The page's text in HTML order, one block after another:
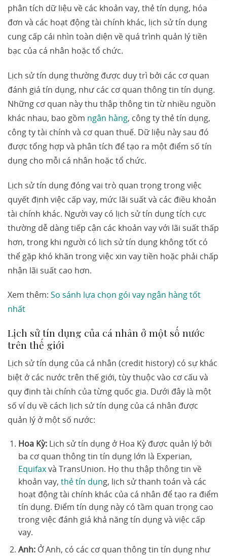
phân tích dữ liệu về các khoản vay, thẻ tín dụng, hóa
đơn và các hoạt động tài chính khác, lịch sử tín dụng
cung cấp cái nhìn toàn diện về quá trình quản lý tiền
bạc của cá nhân hoặc tổ chức.
Lịch sử tín dụng thường được duy trì bởi các cơ quan
đánh giá tín dụng, như các cơ quan thông tin tín dụng.
Những cơ quan này thu thập thông tin từ nhiều nguồn
khác nhau, bao gồm ngân hàng, công ty thẻ tín dụng,
công ty tài chính và cơ quan thuế. Dữ liệu này sau đó
được tổng hợp và phân tích để tạo ra một điểm số tín
dụng cho mỗi cá nhân hoặc tổ chức.
Lịch sử tín dụng đóng vai trò quan trọng trong việc
quyết định việc cấp vay, mức lãi suất và các điều khoản
tài chính khác. Người vay có lịch sử tín dụng tích cực
thường dễ dàng tiếp cận các khoản vay với lãi suất thấp
hơn, trong khi người có lịch sử tín dụng không tốt có
thể gặp khó khăn trong việc xin vay tiền hoặc phải chấp
nhận lãi suất cao hơn.
Xem thêm: So sánh lựa chọn gói vay ngân hàng tốt
nhất
Lịch sử tín dụng của cá nhân ở một số nước
trên thế giới
Lịch sử tín dụng của cá nhân (credit history) có sự khác
biệt ở các nước trên thế giới, tùy thuộc vào cơ cấu và
quy định tài chính của từng quốc gia. Dưới đây là một
số ví dụ về cách lịch sử tín dụng của cá nhân được
quản lý ở một số nước:
Hoa Kỳ:Lịch sử tín dụng ở Hoa Kỳ được quản lý bởi
ba cơ quan thông tin tín dụng lớn là Experian,
Equifaxvà TransUnion. Họ thu thập thông tin về
khoản vay, thẻ tín dụng, lịch sử thanh toán và các
hoạt động tài chính khác của cá nhân để tạo ra điểm
tín dụng. Điểm tín dụng này có tầm quan trọng cao
trong việc đánh giá khả năng tín dụng và việc cấp
vay.
Anh:Ở Anh, có các cơ quan thông tin tín dụng như